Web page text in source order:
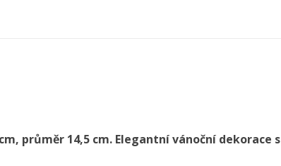
průměr 14,5 cm. Elegantní vánoční dekorace s